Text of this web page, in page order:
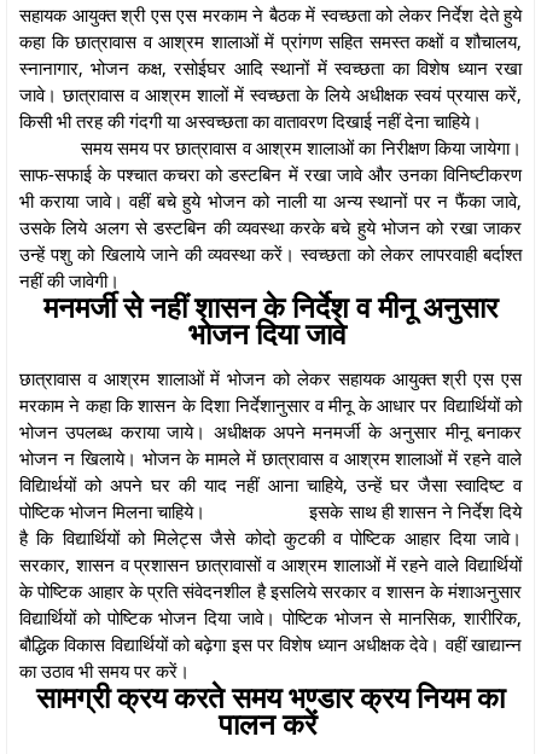
सहायक आयुक्त श्री एस एस मरकाम ने बैठक में स्वच्छता को लेकर निर्देश देते हुये
कहा कि छात्रावास व आश्रम शालाओं में प्रांगण सहित समस्त कक्षों व शौचालय,
स्नानागार, भोजन कक्ष, रसोईघर आदि स्थानों में स्वच्छता का विशेष ध्यान रखा
जावे। छात्रावास व आश्रम शालों में स्वच्छता के लिये अधीक्षक स्वयं प्रयास करें,
किसी भी तरह की गंदगी या अस्वच्छता का वातावरण दिखाई नहीं देना चाहिये।
समय समय पर छात्रावास व आश्रम शालाओं का निरीक्षण किया जायेगा।
साफ-सफाई के पश्चात कचरा को डस्टबिन में रखा जावे और उनका विनिष्टीकरण
भी कराया जावे। वहीं बचे हुये भोजन को नाली या अन्य स्थानों पर न फैंका जावे,
उसके लिये अलग से डस्टबिन की व्यवस्था करके बचे हुये भोजन को रखा जाकर
उन्हें पशु को खिलाये जाने की व्यवस्था करें। स्वच्छता को लेकर लापरवाही बर्दाश्त
नहीं की जावेगी।
मनमर्जी से नहीं शासन के निर्देश व मीनू अनुसार
भोजन दिया जावे
छात्रावास व आश्रम शालाओं में भोजन को लेकर सहायक आयुक्त श्री एस एस
मरकाम ने कहा कि शासन के दिशा निर्देशानुसार व मीनू के आधार पर विद्यार्थियों को
भोजन उपलब्ध कराया जाये। अधीक्षक अपने मनमर्जी के अनुसार मीनू बनाकर
भोजन न खिलाये। भोजन के मामले में छात्रावास व आश्रम शालाओं में रहने वाले
विद्यािर्थयों को अपने घर की याद नहीं आना चाहिये, उन्हें घर जैसा स्वादिष्ट व
पोष्टिक भोजन मिलना चाहिये।
इसके साथ ही शासन ने निर्देश दिये
है कि विद्यार्थियों को मिलेट्स जैसे कोदो कुटकी व पोष्टिक आहार दिया जावे।
सरकार, शासन व प्रशासन छात्रावासों व आश्रम शालाओं में रहने वाले विद्यार्थियों
के पोष्टिक आहार के प्रति संवेदनशील है इसलिये सरकार व शासन के मंशाअनुसार
विद्यार्थियों को पोष्टिक भोजन दिया जावे। पोष्टिक भोजन से मानसिक, शारीरिक,
बौद्धिक विकास विद्यार्थियों को बढ़ेगा इस पर विशेष ध्यान अधीक्षक देवे। वहीं खाद्यान्न
का उठाव भी समय पर करें।
सामग्री क्रय करते समय भण्डार क्रय नियम का
पालन करें